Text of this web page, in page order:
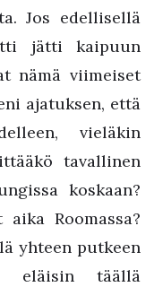
Jos edellisellä
jätti kaipuun
nämä viimeiset
ajatuksen, että
vieläkin
tavallinen
koskaan?
Roomassa?
yhteen putkeen
eläisin täällä